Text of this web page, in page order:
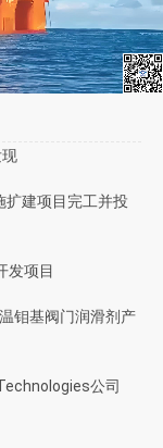
扩建项目完工并投
发项目
钼基阀门润滑剂产
公司